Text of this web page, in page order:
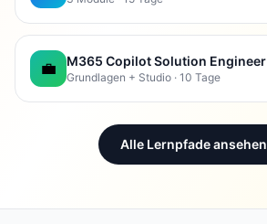
💼 M365 Copilot Solution Engineer
Grundlagen + Studio · 10 Tage
Alle Lernpfade ansehen